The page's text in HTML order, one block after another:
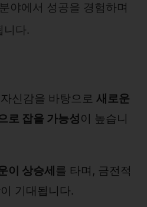
야에서 성공을 경험하며
니다.
신감을 바탕으로 새로운
로 잡을 가능성이 높습니
이 상승세 를 타며, 금전적
기대됩니다.